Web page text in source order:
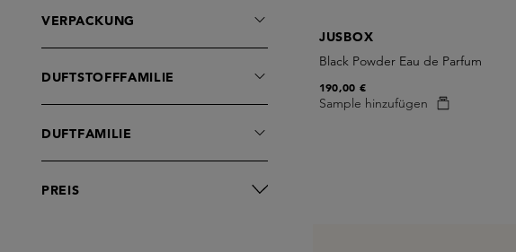
VERPACKUNG
DUFTSTOFFFAMILIE
DUFTFAMILIE
PREIS
JUSBOX
Black Powder Eau de Parfum
Sample hinzufügen
190,00 €